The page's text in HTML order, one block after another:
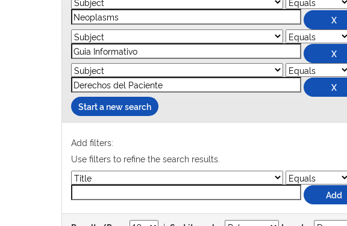
Start a new search
Add filters:
Use filters to refine the search results.